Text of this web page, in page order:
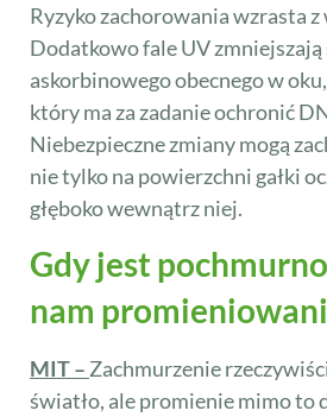
Ryzyko zachorowania wzrasta z
Dodatkowo fale UV zmniejszają
askorbinowego obecnego w oku,
który ma za zadanie ochronić
Niebezpieczne zmiany mogą
nie tylko na powierzchni gałki
głęboko wewnątrz niej.
Gdy jest
nam
MIT – Zachmurzenie
światło, ale promienie mimo to